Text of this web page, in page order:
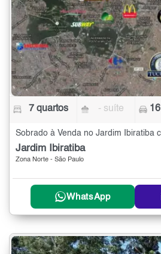
7 quartos - suíte
Sobrado à Venda no Jardim Ibiratiba
Jardim Ibiratiba
Zona Norte - São Paulo
WhatsApp